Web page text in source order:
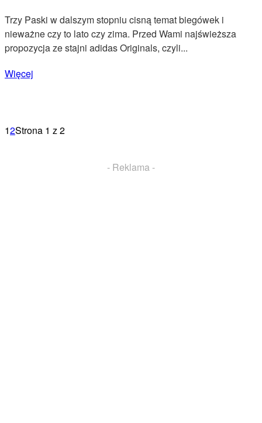
Trzy Paski w dalszym stopniu cisną temat biegówek i
nieważne czy to lato czy zima. Przed Wami najświeższa
propozycja ze stajni adidas Originals, czyli...
Więcej
12Strona 1 z 2
- Reklama -